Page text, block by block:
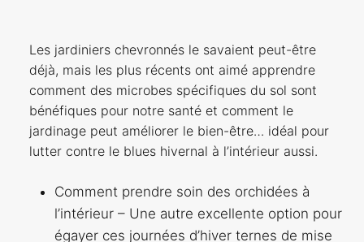
Les jardiniers chevronnés le savaient peut-être
déjà, mais les plus récents ont aimé apprendre
comment des microbes spécifiques du sol sont
bénéfiques pour notre santé et comment le
jardinage peut améliorer le bien-être… idéal pour
lutter contre le blues hivernal à l’intérieur aussi.
Comment prendre soin des orchidées à
l’intérieur – Une autre excellente option pour
égayer ces journées d’hiver ternes de mise